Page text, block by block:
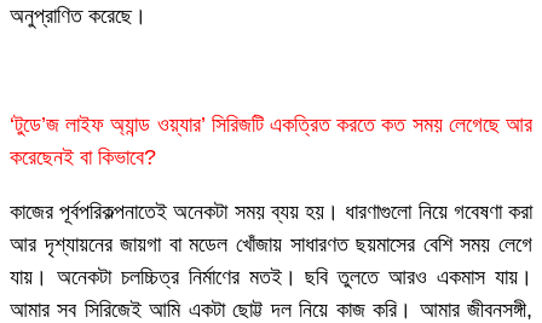
অনুপ্রাণিত করেছে।
‘টুডে’জ লাইফ অ্যান্ড ওয়্যার’ সিরিজটি একত্রিত করতে কত সময় লেগেছে আর
করেছেনই বা কিভাবে?
কাজের পূর্বপরিকল্পনাতেই অনেকটা সময় ব্যয় হয়। ধারণাগুলো নিয়ে গবেষণা করা
আর দৃশ্যায়নের জায়গা বা মডেল খোঁজায় সাধারণত ছয়মাসের বেশি সময় লেগে
যায়। অনেকটা চলচ্চিত্র নির্মাণের মতই। ছবি তুলতে আরও একমাস যায়।
আমার সব সিরিজেই আমি একটা ছোট্ট দল নিয়ে কাজ করি। আমার জীবনসঙ্গী,